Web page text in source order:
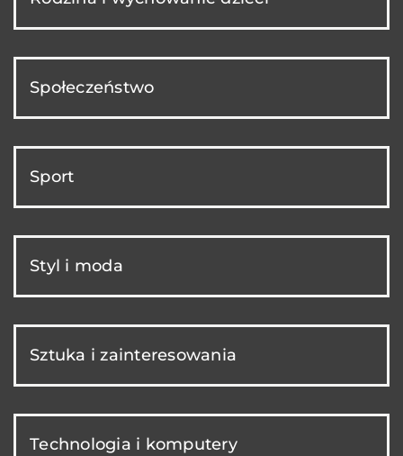
Społeczeństwo
Sport
Styl i moda
Sztuka i zainteresowania
Technologia i komputery